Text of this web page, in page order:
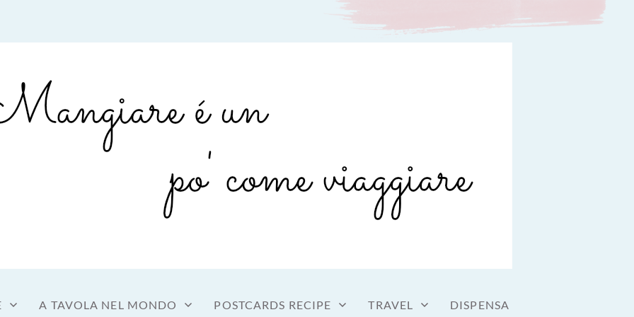
A TAVOLA NEL MONDO POSTCARDS RECIPE TRAVEL DISPENSA